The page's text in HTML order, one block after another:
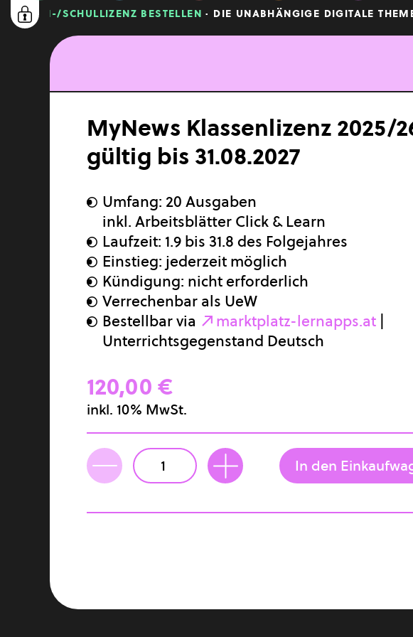
HIGHLIGHTS
CULTURE
Graffiti
ECONOMY
Geld & Sorgen
LIFESTYLE
Fair Fashion
SCIENCE & INNOVATION
Home
Login
AGB
SCHULLIZENZ BESTELLEN· DIE UNABHÄNGIGE DIGITALE
MyNews Klassenlizenz 2025/
gültig bis 31.08.2027
Umfang: 20 Ausgaben
inkl. Arbeitsblätter Click & Learn
Laufzeit: 1.9 bis 31.8 des Folgejahres
Einstieg: jederzeit möglich
Kündigung: nicht erforderlich
Verrechenbar als UeW
Bestellbar via
marktplatz-lernapps.at
Unterrichtsgegenstand Deutsch
120,00 €
inkl. 10% MwSt.
In den